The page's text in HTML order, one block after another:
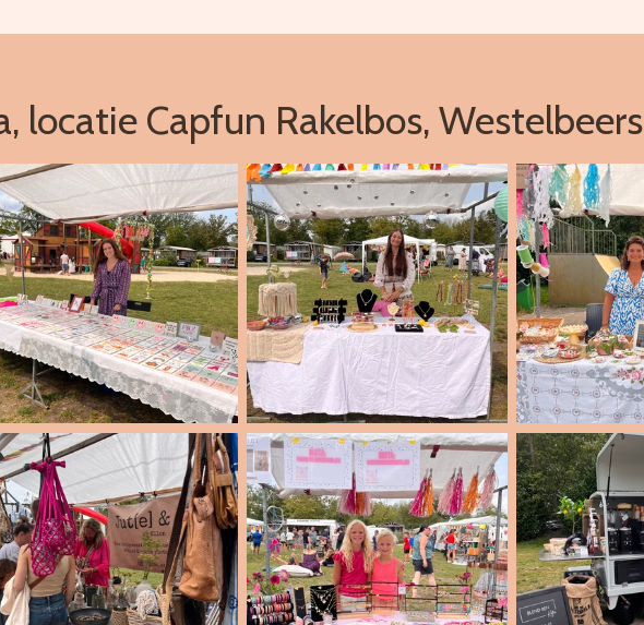
locatie Capfun Rakelbos, Westelbeers